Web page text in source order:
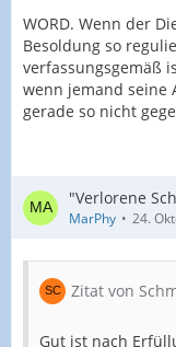
WORD. Wenn der
Besoldung so
verfassungsgemäß
wenn jemand seine
gerade so nicht
"Verlorene
MarPhy 24.
Zitat von
Gut ist nach